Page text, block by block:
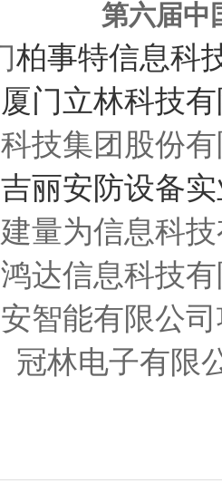
第六届中
柏事特信息科
厦门立林科技
技集团股份
丽安防设备
量为信息科
达信息科技
智能有限公
冠林电子有限